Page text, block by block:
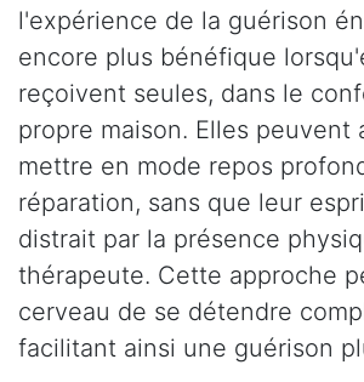
l'expérience de la guérison
encore plus bénéfique
reçoivent seules, dans le
propre maison. Elles peuvent
mettre en mode repos
réparation, sans que leur
distrait par la présence
thérapeute. Cette approche
cerveau de se détendre
facilitant ainsi une guérison